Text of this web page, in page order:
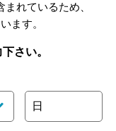
ハイボール取り扱い銘
れているため、
ます。
さい。
日